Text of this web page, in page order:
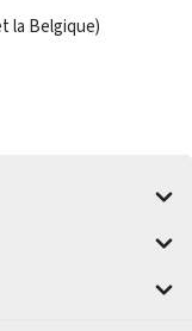
la Belgique)